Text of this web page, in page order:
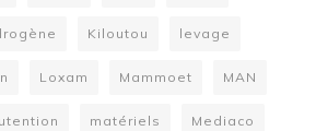
Kiloutou levage
Loxam Mammoet MAN
matériels Mediaco